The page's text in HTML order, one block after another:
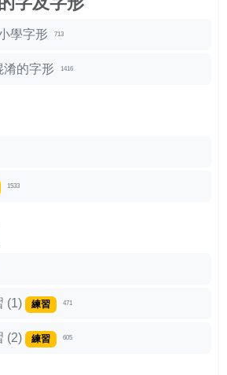
學字形 713
淆的字形 1416
1533
(1) 練習 471
(2) 練習 605